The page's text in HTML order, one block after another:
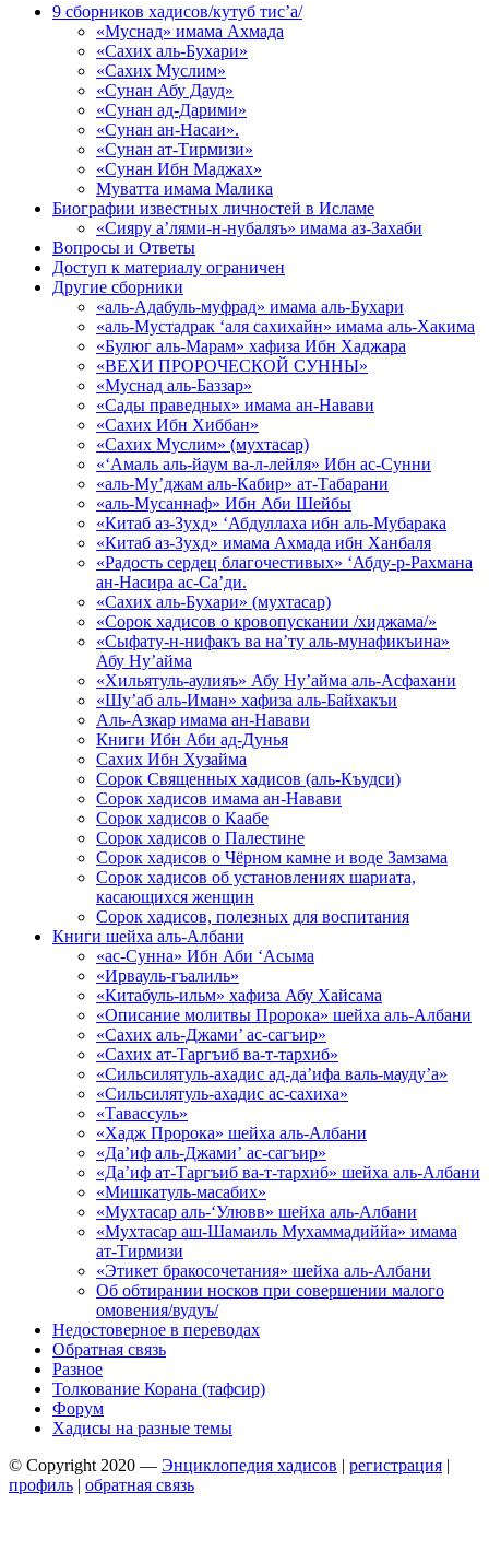
9 сборников хадисов/кутуб тис’а/
«Муснад» имама Ахмада
«Сахих аль-Бухари»
«Сахих Муслим»
«Сунан Абу Дауд»
«Сунан ад-Дарими»
«Сунан ан-Насаи».
«Сунан ат-Тирмизи»
«Сунан Ибн Маджах»
Муватта имама Малика
Биографии известных личностей в Исламе
«Сияру а’лями-н-нубаляъ» имама аз-Захаби
Вопросы и Ответы
Доступ к материалу ограничен
Другие сборники
«аль-Адабуль-муфрад» имама аль-Бухари
«аль-Мустадрак ‘аля сахихайн» имама аль-Хакима
«Булюг аль-Марам» хафиза Ибн Хаджара
«ВЕХИ ПРОРОЧЕСКОЙ СУННЫ»
«Муснад аль-Баззар»
«Сады праведных» имама ан-Навави
«Сахих Ибн Хиббан»
«Сахих Муслим» (мухтасар)
«‘Амаль аль-йаум ва-л-лейля» Ибн ас-Сунни
«аль-Му’джам аль-Кабир» ат-Табарани
«аль-Мусаннаф» Ибн Аби Шейбы
«Китаб аз-Зухд» ‘Абдуллаха ибн аль-Мубарака
«Китаб аз-Зухд» имама Ахмада ибн Ханбаля
«Радость сердец благочестивых» ‘Абду-р-Рахмана
ан-Насира ас-Са’ди.
«Сахих аль-Бухари» (мухтасар)
«Сорок хадисов о кровопускании /хиджама/»
«Сыфату-н-нифакъ ва на’ту аль-мунафикъина»
Абу Ну’айма
«Хильятуль-аулияъ» Абу Ну’айма аль-Асфахани
«Шу’аб аль-Иман» хафиза аль-Байхакъи
Аль-Азкар имама ан-Навави
Книги Ибн Аби ад-Дунья
Сахих Ибн Хузайма
Сорок Священных хадисов (аль-Къудси)
Сорок хадисов имама ан-Навави
Сорок хадисов о Каабе
Сорок хадисов о Палестине
Сорок хадисов о Чёрном камне и воде Замзама
Сорок хадисов об установлениях шариата,
касающихся женщин
Сорок хадисов, полезных для воспитания
Книги шейха аль-Албани
«ас-Сунна» Ибн Аби ‘Асыма
«Ирвауль-гъалиль»
«Китабуль-ильм» хафиза Абу Хайсама
«Описание молитвы Пророка» шейха аль-Албани
«Сахих аль-Джами’ ас-сагъир»
«Сахих ат-Таргъиб ва-т-тархиб»
«Сильсилятуль-ахадис ад-да’ифа валь-мауду’а»
«Сильсилятуль-ахадис ас-сахиха»
«Тавассуль»
«Хадж Пророка» шейха аль-Албани
«Да’иф аль-Джами’ ас-сагъир»
«Да’иф ат-Таргъиб ва-т-тархиб» шейха аль-Албани
«Мишкатуль-масабих»
«Мухтасар аль-‘Улювв» шейха аль-Албани
«Мухтасар аш-Шамаиль Мухаммадиййа» имама
ат-Тирмизи
«Этикет бракосочетания» шейха аль-Албани
Об обтирании носков при совершении малого
омовения/вудуъ/
Недостоверное в переводах
Обратная связь
Разное
Толкование Корана (тафсир)
Форум
Хадисы на разные темы
© Copyright 2020 — Энциклопедия хадисов | регистрация |
профиль | обратная связь